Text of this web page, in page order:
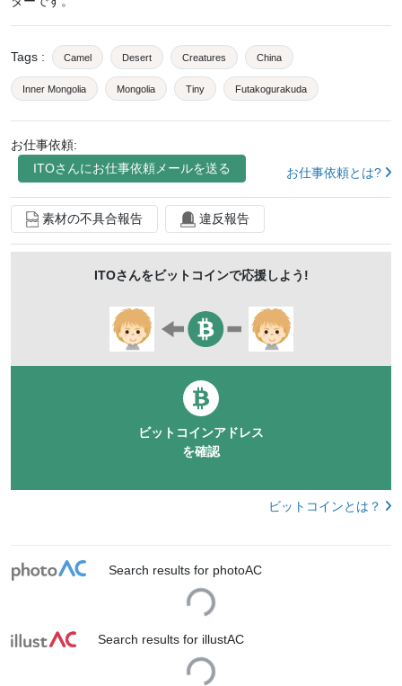
Tags : Camel Desert Creatures China
Inner Mongolia Mongolia Tiny Futakogurakuda
お仕事依頼:
ITOさんにお仕事依頼メールを送る お仕事依頼とは?
素材の不具合報告 違反報告
ITOさんをビットコインで応援しよう!
ビットコインアドレス
を確認
ビットコインとは？
Search results for photoAC
Loading...
Search results for illustAC
Loading...